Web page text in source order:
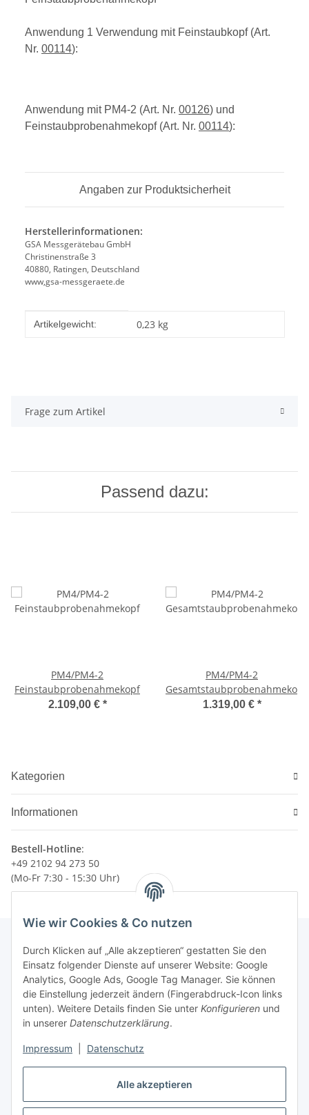
Alle akzeptieren
Wie wir Cookies & Co nutzen
Durch Klicken auf „Alle akzeptieren“ gestatten Sie den
Einsatz folgender Dienste auf unserer Website: Google
Analytics, Google Ads, Google Tag Manager. Sie können
die Einstellung jederzeit ändern (Fingerabdruck-Icon links
unten). Weitere Details finden Sie unter Konfigurieren und
in unserer Datenschutzerklärung.
Impressum Datenschutz
Anwendung 1 Verwendung mit Feinstaubkopf (Art.
Nr. 00114):
Anwendung mit PM4-2 (Art. Nr. 00126) und
Feinstaubprobenahmekopf (Art. Nr. 00114):
Angaben zur Produktsicherheit
Herstellerinformationen:
GSA Messgerätebau GmbH
Christinenstraße 3
40880, Ratingen, Deutschland
www,gsa-messgeraete.de
Produkteigenschaft
Wert
Artikelgewicht: 0,23 kg
Frage zum Artikel
Passend dazu:
PM4/PM4-2
Feinstaubprobenahmekopf
2.109,00 € *
PM4/PM4-2
Gesamtstaubprobenahmekopf
1.319,00 € *
Kategorien
Informationen
Bestell-Hotline:
+49 2102 94 273 50
(Mo-Fr 7:30 - 15:30 Uhr)
Newsletter Abonnieren
Bitte senden Sie mir entsprechend Ihrer
Datenschutzerklärungregelmäßig und jederzeit widerruflich
Informationen zu Ihrem Produktsortiment per E-Mail zu.
Newsletter Abonnieren